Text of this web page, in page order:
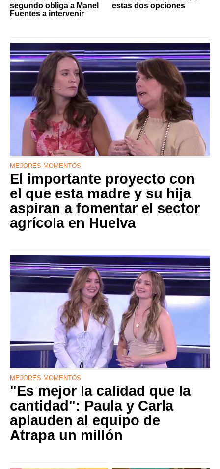
segundo obliga a Manel
Fuentes a intervenir
estas dos opciones
MEJORES MOMENTOS
El importante proyecto con
el que esta madre y su hija
aspiran a fomentar el sector
agrícola en Huelva
MEJORES MOMENTOS
"Es mejor la calidad que la
cantidad": Paula y Carla
aplauden al equipo de
Atrapa un millón